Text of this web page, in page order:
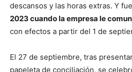
descansos y las horas extras. Y fue
2023 cuando la empresa le
con efectos a partir del 1 de
El 27 de septiembre, tras
papeleta de conciliación, se